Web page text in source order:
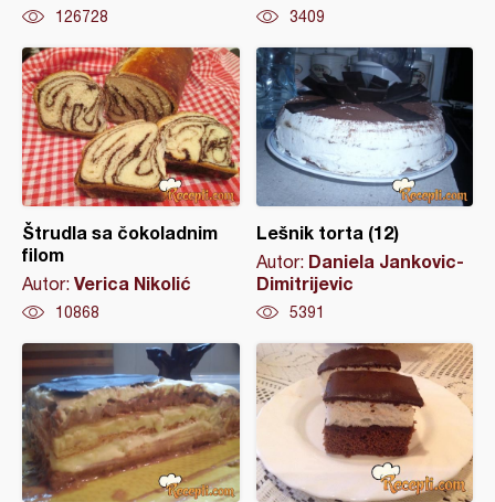
126728 3409
Štrudla sa čokoladnim
filom
Autor: Verica Nikolić
10868
Lešnik torta (12)
Autor: Daniela Jankovic-
Dimitrijevic
5391